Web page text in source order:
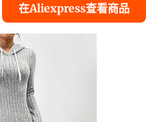
在Aliexpress查看商品